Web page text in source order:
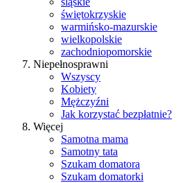
świętokrzyskie
warmińsko-mazurskie
wielkopolskie
zachodniopomorskie
Niepełnosprawni
Wszyscy
Kobiety
Mężczyźni
Jak korzystać bezpłatnie?
Więcej
Samotna mama
Samotny tata
Szukam domatora
Szukam domatorki